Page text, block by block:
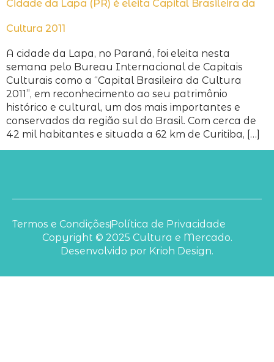
Cidade da Lapa (PR) é eleita Capital Brasileira da
Cultura 2011
A cidade da Lapa, no Paraná, foi eleita nesta
semana pelo Bureau Internacional de Capitais
Culturais como a “Capital Brasileira da Cultura
2011”, em reconhecimento ao seu patrimônio
histórico e cultural, um dos mais importantes e
conservados da região sul do Brasil. Com cerca de
42 mil habitantes e situada a 62 km de Curitiba, […]
Copyright © 2025 Cultura e Mercado.
Desenvolvido por Krioh Design.
Termos e Condições Política de Privacidade